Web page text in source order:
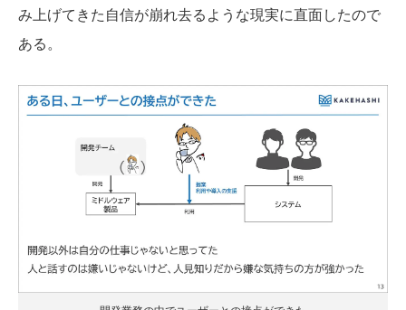
み上げてきた自信が崩れ去るような現実に直面したので
ある。